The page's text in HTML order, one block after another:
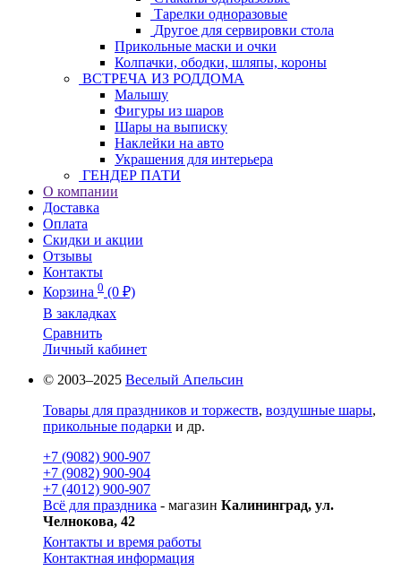
Тарелки одноразовые
Другое для сервировки стола
Прикольные маски и очки
Колпачки, ободки, шляпы, короны
ВСТРЕЧА ИЗ РОДДОМА
Малышу
Фигуры из шаров
Шары на выписку
Наклейки на авто
Украшения для интерьера
ГЕНДЕР ПАТИ
О компании
Доставка
Оплата
Скидки и акции
Отзывы
Контакты
Корзина 0 (0 ₽)
В закладках
Сравнить
Личный кабинет
© 2003–2025 Веселый Апельсин
Товары для праздников и торжеств, воздушные шары,
прикольные подарки и др.
+7 (9082) 900-907
+7 (9082) 900-904
+7 (4012) 900-907
Всё для праздника - магазин Калининград, ул.
Челнокова, 42
Контакты и время работы
Контактная информация